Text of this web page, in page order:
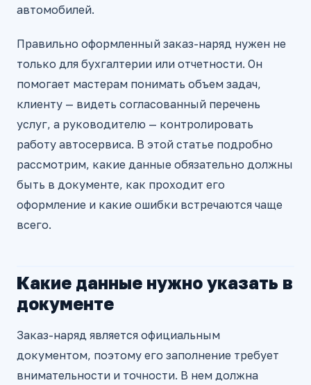
автомобилей.
Правильно оформленный заказ-наряд нужен не
только для бухгалтерии или отчетности. Он
помогает мастерам понимать объем задач,
клиенту — видеть согласованный перечень
услуг, а руководителю — контролировать
работу автосервиса. В этой статье подробно
рассмотрим, какие данные обязательно должны
быть в документе, как проходит его
оформление и какие ошибки встречаются чаще
всего.
Какие данные нужно указать в
документе
Заказ-наряд является официальным
документом, поэтому его заполнение требует
внимательности и точности. В нем должна